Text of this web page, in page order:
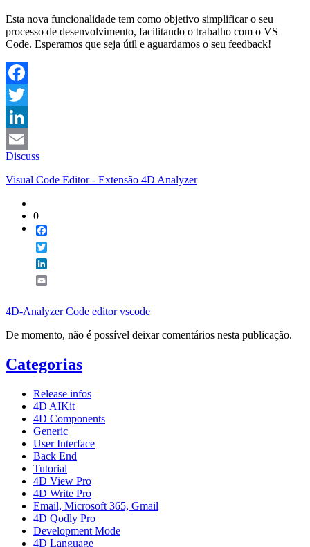
Esta nova funcionalidade tem como objetivo simplificar o seu
processo de desenvolvimento, facilitando o trabalho com o VS
Code. Esperamos que seja útil e aguardamos o seu feedback!
Facebook
Twitter
LinkedIn
Email
Discuss
Visual Code Editor - Extensão 4D Analyzer
0
4D-Analyzer Code editor vscode
De momento, não é possível deixar comentários nesta publicação.
Categorias
Release infos
4D AIKit
4D Components
Generic
User Interface
Back End
Tutorial
4D View Pro
4D Write Pro
Email, Microsoft 365, Gmail
4D Qodly Pro
Development Mode
4D Language